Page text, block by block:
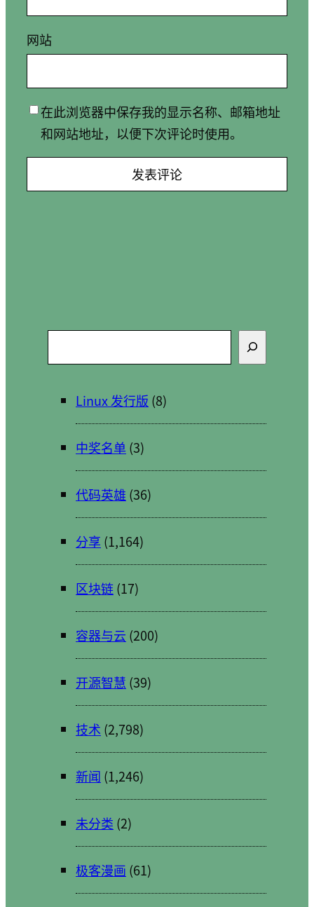
网站
在此浏览器中保存我的显示名称、邮箱地址
和网站地址，以便下次评论时使用。
索
Linux 发行版 (8)
中奖名单 (3)
代码英雄 (36)
分享 (1,164)
区块链(17)
容器与云 (200)
开源智慧 (39)
技术 (2,798)
新闻 (1,246)
未分类 (2)
极客漫画 (61)